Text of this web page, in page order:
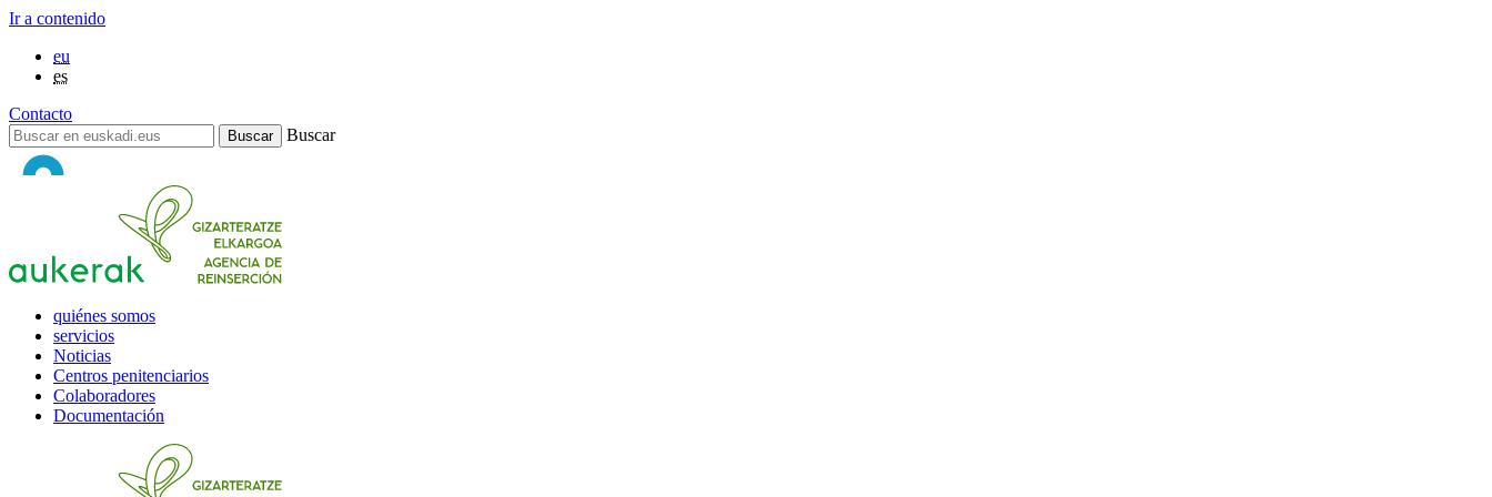
Ir a contenido
eu
es
Contacto
Buscar
quiénes somos
servicios
Noticias
Centros penitenciarios
Colaboradores
Documentación